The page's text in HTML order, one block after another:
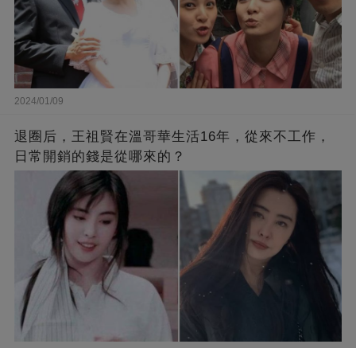
2024/01/09
退圈后，王祖賢在溫哥華生活16年，從來不工作，
日常開銷的錢是從哪來的？